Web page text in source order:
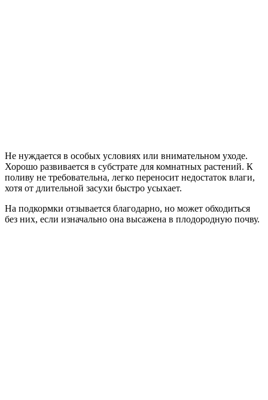
Не нуждается в особых условиях или внимательном уходе.
Хорошо развивается в субстрате для комнатных растений. К
поливу не требовательна, легко переносит недостаток влаги,
хотя от длительной засухи быстро усыхает.
На подкормки отзывается благодарно, но может обходиться
без них, если изначально она высажена в плодородную почву.